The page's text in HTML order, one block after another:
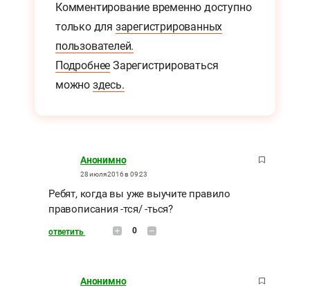
Комментирование временно доступно
только для зарегистрированных
пользователей.
Подробнее Зарегистрироваться
можно здесь.
Анонимно
28 июля 2016 в 09:23
Ребят, когда вы уже выучите правило
правописания -тся/ -ться?
ответить 0
Анонимно